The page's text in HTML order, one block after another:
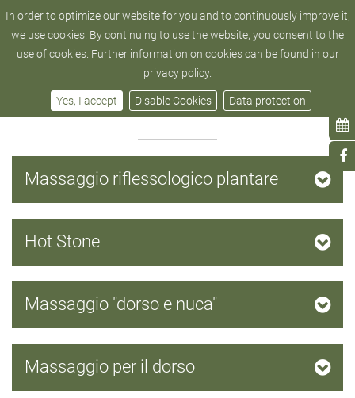
In order to optimize our website for you and to continuously improve it,
we use cookies. By continuing to use the website, you consent to the
use of cookies. Further information on cookies can be found in our
privacy policy.
Yes, I accept Disable Cookies Data protection
hotel@zedern-klang.com +43 4872 - 52 205
Massaggi classici
Massaggio riflessologico plantare
Hot Stone
Massaggio "dorso e nuca"
Massaggio per il dorso